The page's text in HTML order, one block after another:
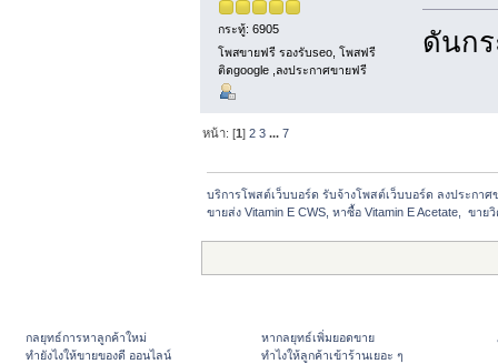
กระทู้: 6905
โพสขายฟรี รองรับseo, โพสฟรี
ติดgoogle ,ลงประกาศขายฟรี
ดันก
หน้า: [1]2 3 ...7
บริการโพสต์เว็บบอร์ด รับจ้างโพสต์เว็บบอร์ด ลงประกาศ
ขายส่ง Vitamin E CWS, หาซื้อ Vitamin E Acetate,  ขา
กลยุทธ์การหาลูกค้าใหม่
ทํายังไงให้ขายของดี ออนไลน์
หากลยุทธ์เพิ่มยอดขาย
ทําไงให้ลูกค้าเข้าร้านเยอะ ๆ